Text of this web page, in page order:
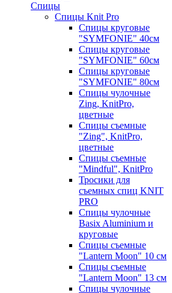
Спицы
Спицы Knit Pro
Спицы круговые
"SYMFONIE" 40см
Спицы круговые
"SYMFONIE" 60см
Спицы круговые
"SYMFONIE" 80см
Спицы чулочные
Zing, KnitPro,
цветные
Спицы съемные
"Zing", KnitPro,
цветные
Спицы съемные
"Mindful", KnitPro
Тросики для
съемных спиц KNIT
PRO
Спицы чулочные
Basix Aluminium и
круговые
Спицы съемные
"Lantern Moon" 10 см
Спицы съемные
"Lantern Moon" 13 см
Спицы чулочные